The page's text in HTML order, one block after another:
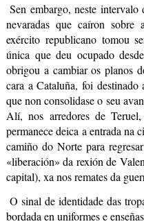
Sen embargo, neste intervalo
nevaradas que caíron
exército republicano tomou
única que deu ocupado
obrigou a cambiar os planos
cara a Cataluña, foi
que non consolidase o seu
Alí, nos arredores de Teruel,
permanece deica a entrada na
camiño do Norte para
«liberación» da rexión de
capital), xa nos remates da
O sinal de identidade das
bordada en uniformes e